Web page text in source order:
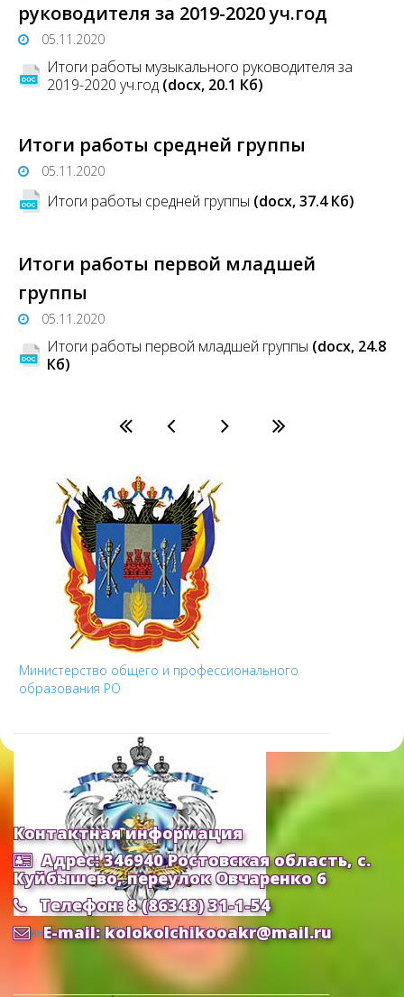
руководителя за 2019-2020 уч.год
05.11.2020
Итоги работы музыкального руководителя за
2019-2020 уч.год (docx, 20.1 Кб)
Итоги работы средней группы
05.11.2020
Итоги работы средней группы (docx, 37.4 Кб)
Итоги работы первой младшей
группы
05.11.2020
Итоги работы первой младшей группы (docx, 24.8
Кб)
Министерство общего и профессионального
образования РО
Министерство Образования и Науки РФ
Контактная информация
Адрес: 346940 Ростовская область, с.
Куйбышево, переулок Овчаренко 6
Телефон: 8 (86348) 31-1-54
E-mail: kolokolchikooakr@mail.ru